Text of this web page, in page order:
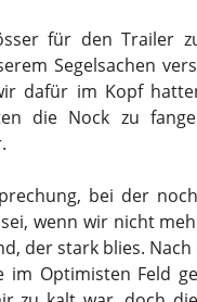
für den Trailer
Segelsachen
dafür im Kopf
die Nock zu
bei der
wenn wir nicht
der stark blies.
im Optimisten Feld